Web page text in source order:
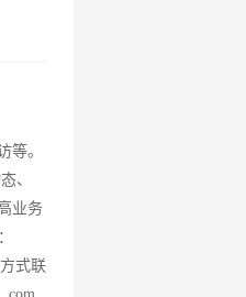
等。
、
业务
式联